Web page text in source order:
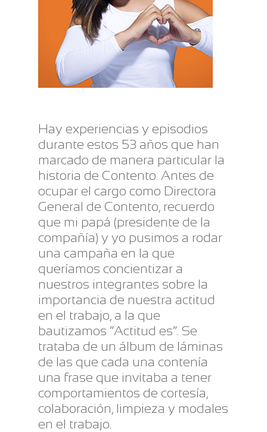
Hay experiencias y episodios
durante estos 53 años que han
marcado de manera particular la
historia de Contento. Antes de
ocupar el cargo como Directora
General de Contento, recuerdo
que mi papá (presidente de la
compañía) y yo pusimos a rodar
una campaña en la que
queríamos concientizar a
nuestros integrantes sobre la
importancia de nuestra actitud
en el trabajo, a la que
bautizamos “Actitud es”. Se
trataba de un álbum de láminas
de las que cada una contenía
una frase que invitaba a tener
comportamientos de cortesía,
colaboración, limpieza y modales
en el trabajo.